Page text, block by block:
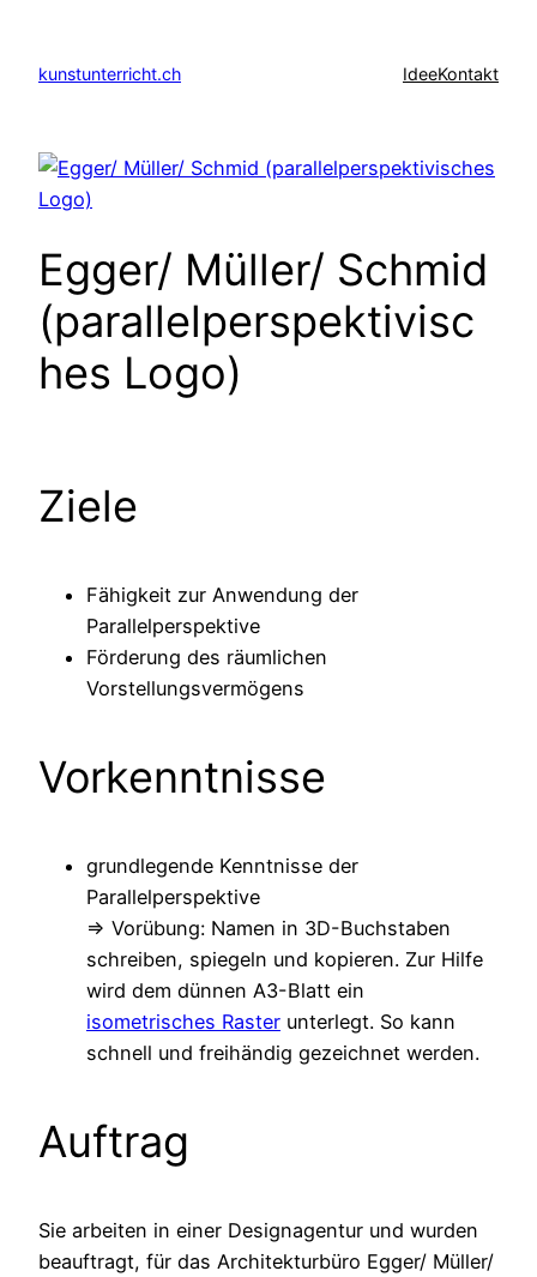
springen
kunstunterricht.ch IdeeKontakt
Egger/ Müller/ Schmid
(parallelperspektivisc
hes Logo)
Ziele
Fähigkeit zur Anwendung der
Parallelperspektive
Förderung des räumlichen
Vorstellungsvermögens
Vorkenntnisse
grundlegende Kenntnisse der
Parallelperspektive
=> Vorübung: Namen in 3D-Buchstaben
schreiben, spiegeln und kopieren. Zur Hilfe
wird dem dünnen A3-Blatt ein
isometrisches Raster unterlegt. So kann
schnell und freihändig gezeichnet werden.
Auftrag
Sie arbeiten in einer Designagentur und wurden
beauftragt, für das Architekturbüro Egger/ Müller/